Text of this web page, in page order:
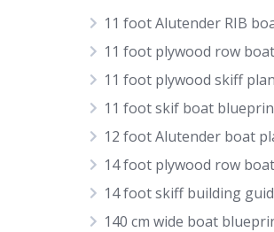
11 foot Alutender RIB
11 foot plywood row
11 foot plywood skiff
11 foot skif boat
12 foot Alutender boat
14 foot plywood row
14 foot skiff building
140 cm wide boat